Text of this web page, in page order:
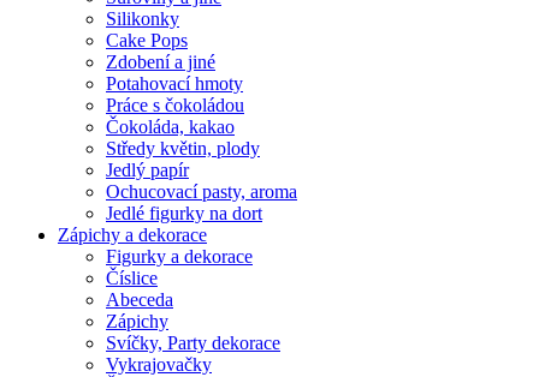
Silikonky
Cake Pops
Zdobení a jiné
Potahovací hmoty
Práce s čokoládou
Čokoláda, kakao
Středy květin, plody
Jedlý papír
Ochucovací pasty, aroma
Jedlé figurky na dort
Zápichy a dekorace
Figurky a dekorace
Číslice
Abeceda
Zápichy
Svíčky, Party dekorace
Vykrajovačky